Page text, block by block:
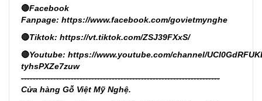
🔴Facebook
Fanpage: https://www.facebook.com/govietmynghe
🔴Tiktok: https://vt.tiktok.com/ZSJ39FXxS/
🔴Youtube: https://www.youtube.com/channel/
tyhsPXZe7zuw
--------------------------------------------------------------------
Cửa hàng Gỗ Việt Mỹ Nghệ.